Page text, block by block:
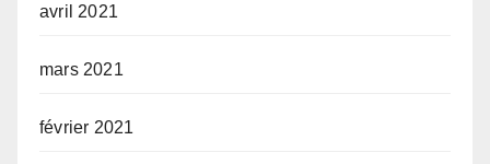
avril 2021
mars 2021
février 2021